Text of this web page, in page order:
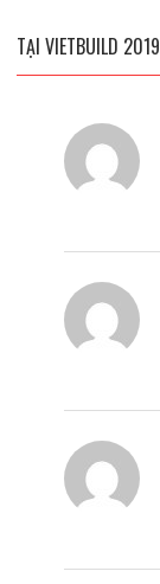
TẠI VIETBUILD